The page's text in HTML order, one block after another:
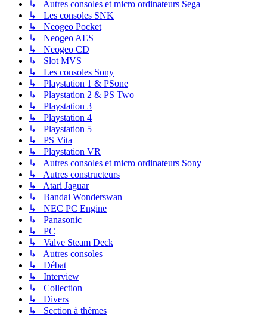
↳ Autres consoles et micro ordinateurs Sega
↳ Les consoles SNK
↳ Neogeo Pocket
↳ Neogeo AES
↳ Neogeo CD
↳ Slot MVS
↳ Les consoles Sony
↳ Playstation 1 & PSone
↳ Playstation 2 & PS Two
↳ Playstation 3
↳ Playstation 4
↳ Playstation 5
↳ PS Vita
↳ Playstation VR
↳ Autres consoles et micro ordinateurs Sony
↳ Autres constructeurs
↳ Atari Jaguar
↳ Bandai Wonderswan
↳ NEC PC Engine
↳ Panasonic
↳ PC
↳ Valve Steam Deck
↳ Autres consoles
↳ Débat
↳ Interview
↳ Collection
↳ Divers
↳ Section à thèmes